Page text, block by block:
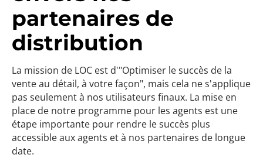
partenaires de
distribution
La mission de LOC est d'"Optimiser le succès de la
vente au détail, à votre façon", mais cela ne s'applique
pas seulement à nos utilisateurs finaux. La mise en
place de notre programme pour les agents est une
étape importante pour rendre le succès plus
accessible aux agents et à nos partenaires de longue
date.